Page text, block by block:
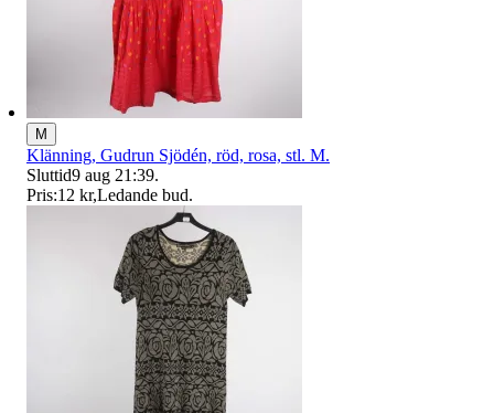
M
Klänning, Gudrun Sjödén, röd, rosa, stl. M.
Sluttid9 aug 21:39.
Pris:12 kr,Ledande bud.